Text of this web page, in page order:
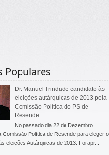
Populares
Dr. Manuel Trindade candidato às
eleições autárquicas de 2013 pela
Comissão Política do PS de
Resende
No passado dia 22 de Dezembro
Comissão Política de Resende para eleger o
eleições Autárquicas de 2013. Foi apr...